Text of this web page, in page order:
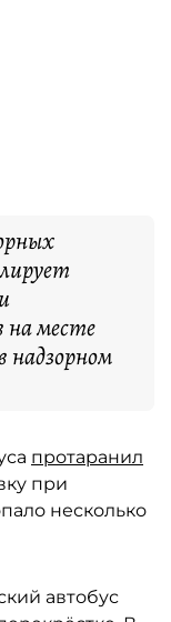
на месте
надзорном
протаранил
при
несколько
автобус